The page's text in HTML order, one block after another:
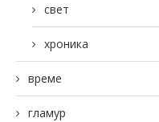
свет
хроника
време
гламур